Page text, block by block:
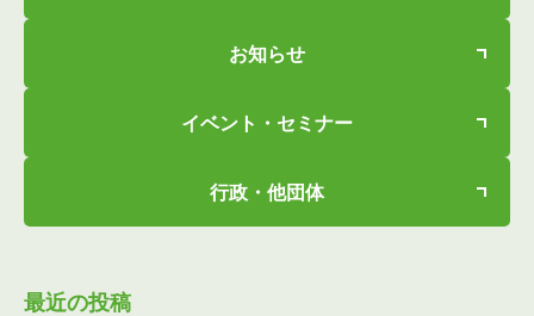
お知らせ
イベント・セミナー
行政・他団体
最近の投稿